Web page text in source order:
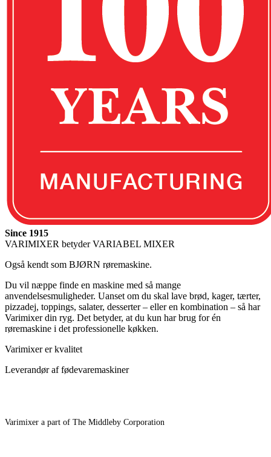
Since 1915
VARIMIXER betyder VARIABEL MIXER
Også kendt som BJØRN røremaskine.
Du vil næppe finde en maskine med så mange
anvendelsesmuligheder. Uanset om du skal lave brød, kager, tærter,
pizzadej, toppings, salater, desserter – eller en kombination – så har
Varimixer din ryg. Det betyder, at du kun har brug for én
røremaskine i det professionelle køkken.
Varimixer er kvalitet
Leverandør af fødevaremaskiner
Varimixer a part of The Middleby Corporation